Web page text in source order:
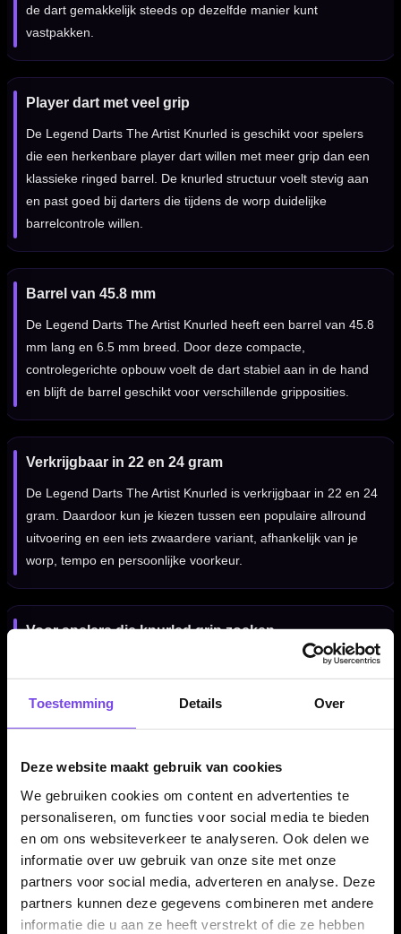
Toestemming Details Over
Deze website maakt gebruik van cookies
We gebruiken cookies om content en advertenties te
personaliseren, om functies voor social media te bieden
en om ons websiteverkeer te analyseren. Ook delen we
informatie over uw gebruik van onze site met onze
partners voor social media, adverteren en analyse. Deze
partners kunnen deze gegevens combineren met andere
informatie die u aan ze heeft verstrekt of die ze hebben
de dart gemakkelijk steeds op dezelfde manier kunt
vastpakken.
Player dart met veel grip
De Legend Darts The Artist Knurled is geschikt voor spelers
die een herkenbare player dart willen met meer grip dan een
klassieke ringed barrel. De knurled structuur voelt stevig aan
en past goed bij darters die tijdens de worp duidelijke
barrelcontrole willen.
Barrel van 45.8 mm
De Legend Darts The Artist Knurled heeft een barrel van 45.8
mm lang en 6.5 mm breed. Door deze compacte,
controlegerichte opbouw voelt de dart stabiel aan in de hand
en blijft de barrel geschikt voor verschillende gripposities.
Verkrijgbaar in 22 en 24 gram
De Legend Darts The Artist Knurled is verkrijgbaar in 22 en 24
gram. Daardoor kun je kiezen tussen een populaire allround
uitvoering en een iets zwaardere variant, afhankelijk van je
worp, tempo en persoonlijke voorkeur.
Voor spelers die knurled grip zoeken
De Legend Darts The Artist Knurled is vooral geschikt voor
darters die een 90% tungsten steeltip dart zoeken met veel
grip, een compacte barrel en een gecontroleerd gevoel tijdens
het gooien.
Professionele steeltip dartpijlen
uitgevoerd als steeltip darts en bedoeld voor gebruik op een
sisal dartbord. Door de combinatie van 90% tungsten, Kevin
Painter player design en knurled grip is dit een set voor
spelers die serieus met hun materiaal bezig zijn.